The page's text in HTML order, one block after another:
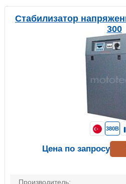
Стабилизатор
300
Производитель:
380В
Цена по запросу